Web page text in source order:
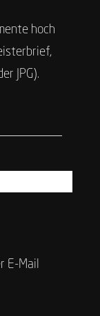
hoch
JPG).
E-Mail